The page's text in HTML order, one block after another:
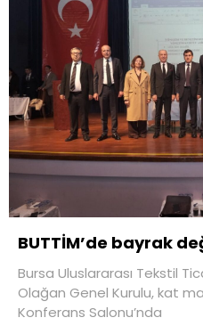
BUTTİM’de bayrak
Bursa Uluslararası Tekstil
Olağan Genel Kurulu, kat
Konferans Salonu’nda